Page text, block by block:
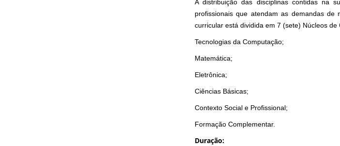
A distribuição das disciplinas contidas na
profissionais que atendam as demandas
curricular está dividida em 7 (sete) Núcleos
Tecnologias da Computação;
Matemática;
Eletrônica;
Ciências Básicas;
Contexto Social e Profissional;
Formação Complementar.
Duração: